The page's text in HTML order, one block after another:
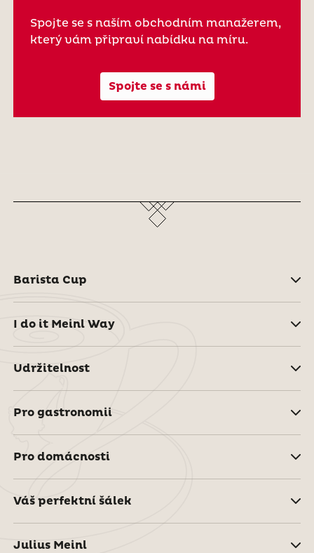
Spojte se s naším obchodním manažerem,
který vám připraví nabídku na míru.
Spojte se s námi
Barista Cup
I do it Meinl Way
Udržitelnost
Pro gastronomii
Pro domácnosti
Váš perfektní šálek
Julius Meinl